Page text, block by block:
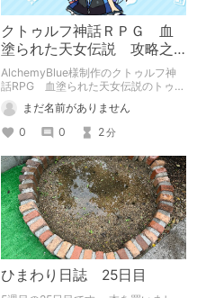
クトゥルフ神話ＲＰＧ 血
塗られた天女伝説 攻略之
巻 真之巻・肆
AlchemyBlue様制作のクトゥルフ神
話RPG 血塗られた天女伝説のトゥル
まだ名前がありません
0
0 2分
ひまわり日誌 25日目